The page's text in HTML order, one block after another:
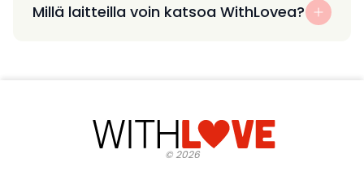
Millä laitteilla voin katsoa WithLovea?
©2026